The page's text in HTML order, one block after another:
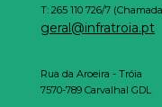
T: 265 110 726/7
geral@infratroia.pt
Rua da Aroeira - Tróia
7570-789 Carvalhal GDL